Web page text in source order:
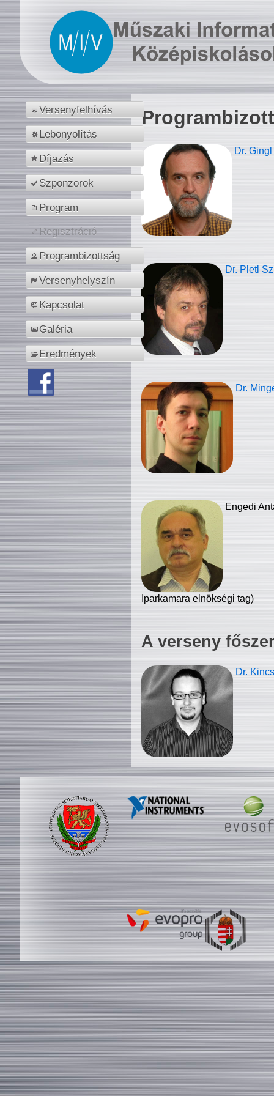
Versenyfelhívás
Lebonyolítás
Díjazás
Szponzorok
Program
Regisztráció
Programbizottság
Versenyhelyszín
Kapcsolat
Galéria
Eredmények
Dr.
Dr. Pletl
Dr.
Engedi
Iparkamara elnökségi tag)
A verseny
Dr.